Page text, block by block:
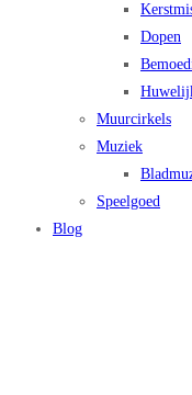
Dopen
Muurcirkels
Muziek
Speelgoed
Blog